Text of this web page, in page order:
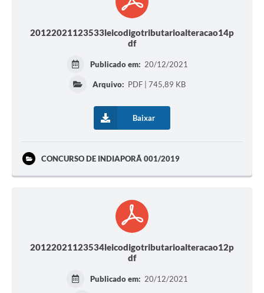
20122021123533leicodigotributarioalteracao14p
df
Publicado em: 20/12/2021
Arquivo: PDF | 745,89 KB
Baixar
CONCURSO DE INDIAPORÃ 001/2019
20122021123534leicodigotributarioalteracao12p
df
Publicado em: 20/12/2021